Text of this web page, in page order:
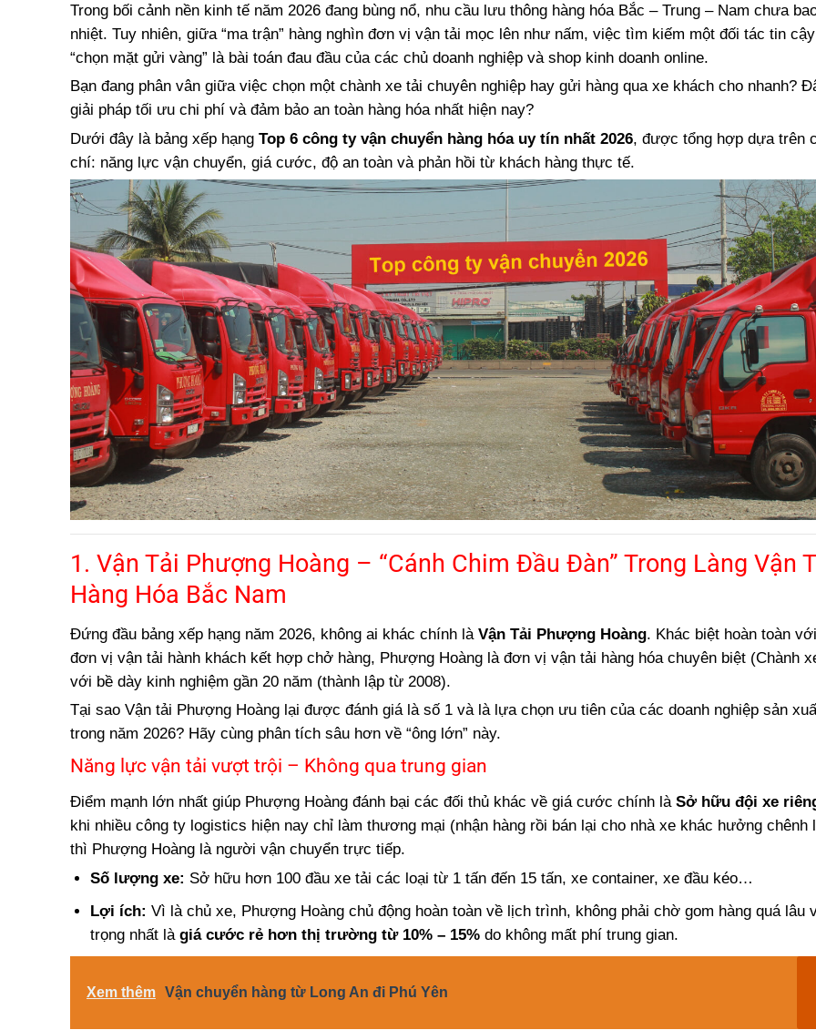
Bảng So Sánh: Nên Chọn Vận Tải Phượng Hoàng Hay Các Công Ty Xe Khách?
Lời Khuyên Của Chuyên Gia Khi Gửi Hàng Năm 2026
Kết Luận
Trong bối cảnh nền kinh tế năm 2026 đang bùng nổ, nhu cầu lưu thông hàng hóa Bắc – Trung – Nam chưa
nhiệt. Tuy nhiên, giữa “ma trận” hàng nghìn đơn vị vận tải mọc lên như nấm, việc tìm kiếm một đối tác tin
“chọn mặt gửi vàng” là bài toán đau đầu của các chủ doanh nghiệp và shop kinh doanh online.
Bạn đang phân vân giữa việc chọn một chành xe tải chuyên nghiệp hay gửi hàng qua xe khách cho nhanh?
giải pháp tối ưu chi phí và đảm bảo an toàn hàng hóa nhất hiện nay?
Dưới đây là bảng xếp hạng Top 6 công ty vận chuyển hàng hóa uy tín nhất 2026, được tổng hợp dựa trên
chí: năng lực vận chuyển, giá cước, độ an toàn và phản hồi từ khách hàng thực tế.
1. Vận Tải Phượng Hoàng – “Cánh Chim Đầu Đàn” Trong Làng Vận
Hàng Hóa Bắc Nam
Đứng đầu bảng xếp hạng năm 2026, không ai khác chính là Vận Tải Phượng Hoàng. Khác biệt hoàn toàn
đơn vị vận tải hành khách kết hợp chở hàng, Phượng Hoàng là đơn vị vận tải hàng hóa chuyên biệt (Chành
với bề dày kinh nghiệm gần 20 năm (thành lập từ 2008).
Tại sao Vận tải Phượng Hoàng lại được đánh giá là số 1 và là lựa chọn ưu tiên của các doanh nghiệp sản
trong năm 2026? Hãy cùng phân tích sâu hơn về “ông lớn” này.
Năng lực vận tải vượt trội – Không qua trung gian
Điểm mạnh lớn nhất giúp Phượng Hoàng đánh bại các đối thủ khác về giá cước chính là Sở hữu đội xe
khi nhiều công ty logistics hiện nay chỉ làm thương mại (nhận hàng rồi bán lại cho nhà xe khác hưởng chênh
thì Phượng Hoàng là người vận chuyển trực tiếp.
Số lượng xe: Sở hữu hơn 100 đầu xe tải các loại từ 1 tấn đến 15 tấn, xe container, xe đầu kéo…
Lợi ích: Vì là chủ xe, Phượng Hoàng chủ động hoàn toàn về lịch trình, không phải chờ gom hàng quá lâu
trọng nhất là giá cước rẻ hơn thị trường từ 10% – 15%do không mất phí trung gian.
Xem thêm Vận chuyển hàng từ Long An đi Phú Yên